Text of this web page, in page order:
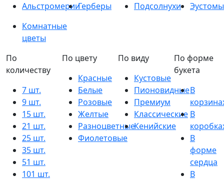
АльстромерииГерберы Подсолнухи
Эустомы
Комнатные
цветы
По
количеству
7 шт.
9 шт.
15 шт.
21 шт.
25 шт.
35 шт.
51 шт.
101 шт.
По цвету
Красные
Белые
Розовые
Желтые
Разноцветные
Фиолетовые
По виду
Кустовые
Пионовидные
Премиум
Классические
Кенийские
По форме
букета
В
В
В
форме
сердца
В